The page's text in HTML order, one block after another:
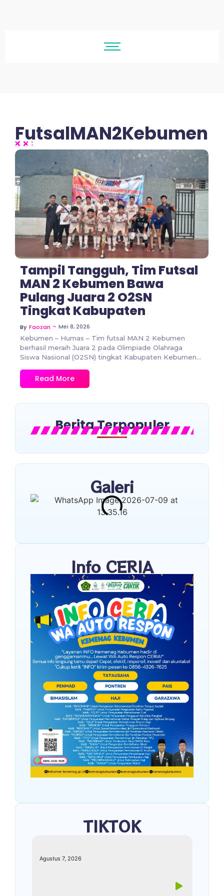
FutsalMAN2Kebumen
No Comments
Tampil Tangguh, Tim Futsal
MAN 2 Kebumen Bawa
Pulang Juara 2 O2SN
Tingkat Kabupaten
By Faozan ~ Mei 8, 2026
Kebumen – Humas – Tim futsal MAN 2 Kebumen
berhasil meraih Juara 2 pada Olimpiade Olahraga
Siswa Nasional (O2SN) tingkat Kabupaten Kebumen...
Read More
Berita Terpopuler
Galeri
Info CERIA
TIKTOK
Agustus 7, 2026